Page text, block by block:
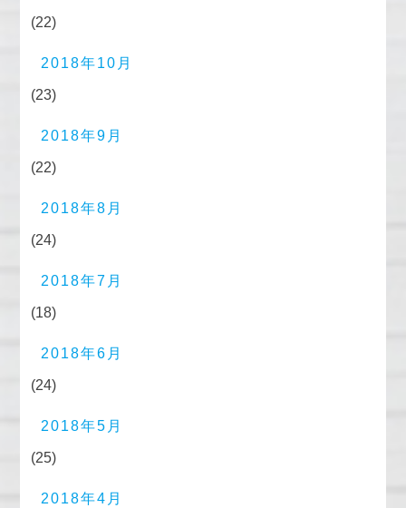
(22)
2018年10月
(23)
2018年9月
(22)
2018年8月
(24)
2018年7月
(18)
2018年6月
(24)
2018年5月
(25)
2018年4月